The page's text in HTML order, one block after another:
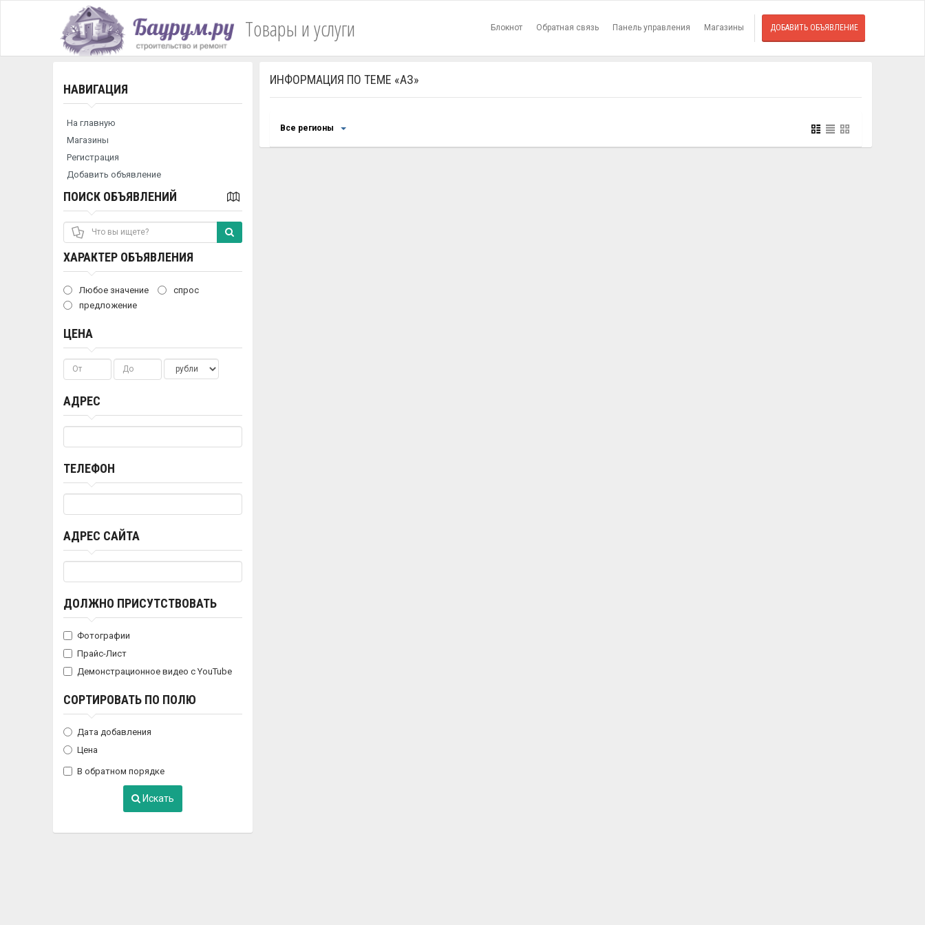
Товары и услуги Блокнот Обратная связь Панель управления Магазины ДОБАВИТЬ ОБЪЯВЛЕНИЕ
НАВИГАЦИЯ
На главную
Магазины
Регистрация
Добавить объявление
ПОИСК ОБЪЯВЛЕНИЙ
ХАРАКТЕР ОБЪЯВЛЕНИЯ
Любое значение
спрос
предложение
ЦЕНА
АДРЕС
ТЕЛЕФОН
АДРЕС САЙТА
ДОЛЖНО ПРИСУТСТВОВАТЬ
Фотографии
Прайс-Лист
Демонстрационное видео с YouTube
СОРТИРОВАТЬ ПО ПОЛЮ
Дата добавления
Цена
В обратном порядке
Искать
ИНФОРМАЦИЯ ПО ТЕМЕ «АЗ»
Все регионы